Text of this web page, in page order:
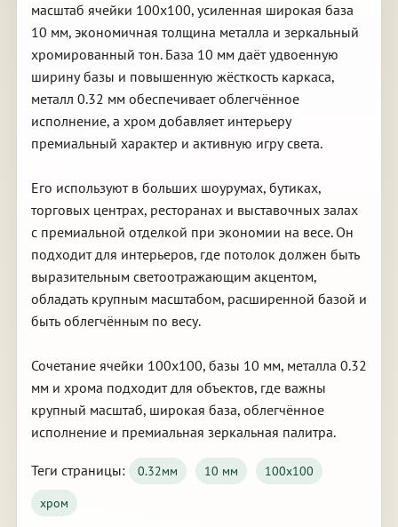
масштаб ячейки 100х100, усиленная широкая база
10 мм, экономичная толщина металла и зеркальный
хромированный тон. База 10 мм даёт удвоенную
ширину базы и повышенную жёсткость каркаса,
металл 0.32 мм обеспечивает облегчённое
исполнение, а хром добавляет интерьеру
премиальный характер и активную игру света.
Его используют в больших шоурумах, бутиках,
торговых центрах, ресторанах и выставочных залах
с премиальной отделкой при экономии на весе. Он
подходит для интерьеров, где потолок должен быть
выразительным светоотражающим акцентом,
обладать крупным масштабом, расширенной базой и
быть облегчённым по весу.
Сочетание ячейки 100х100, базы 10 мм, металла 0.32
мм и хрома подходит для объектов, где важны
крупный масштаб, широкая база, облегчённое
исполнение и премиальная зеркальная палитра.
Теги страницы: 0.32мм 10 мм
100х100
хром